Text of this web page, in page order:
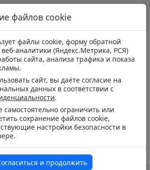
файлов cookie
файлы cookie, форму обратной
аналитики (Яндекс.Метрика, РСЯ)
сайта, анализа трафика и показа
сайт, вы даёте согласие на
данных в соответствии с
.
ограничить или
сохранение файлов cookie,
настройки безопасности в
и продолжить